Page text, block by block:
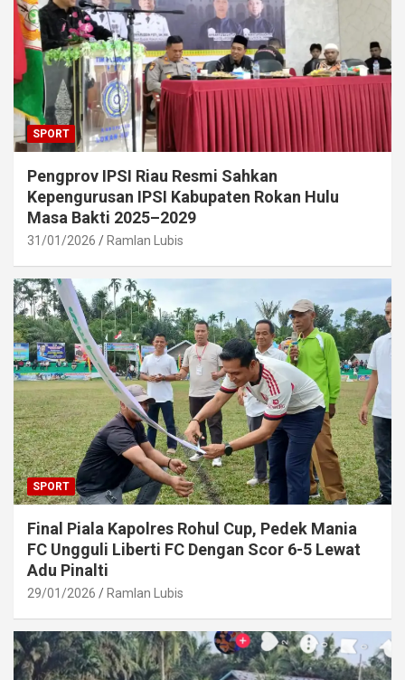
SPORT
Pengprov IPSI Riau Resmi Sahkan
Kepengurusan IPSI Kabupaten Rokan Hulu
Masa Bakti 2025–2029
31/01/2026 Ramlan Lubis
SPORT
Final Piala Kapolres Rohul Cup, Pedek Mania
FC Ungguli Liberti FC Dengan Scor 6-5 Lewat
Adu Pinalti
29/01/2026 Ramlan Lubis